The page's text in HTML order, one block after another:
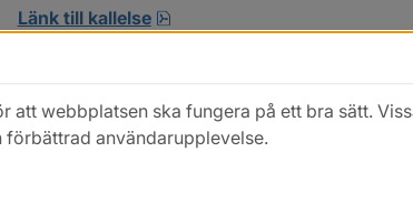
Länk till kallelse
pdf, öppnas i nytt fönster.
att webbplatsen ska fungera på ett bra sätt.
användarupplevelse.